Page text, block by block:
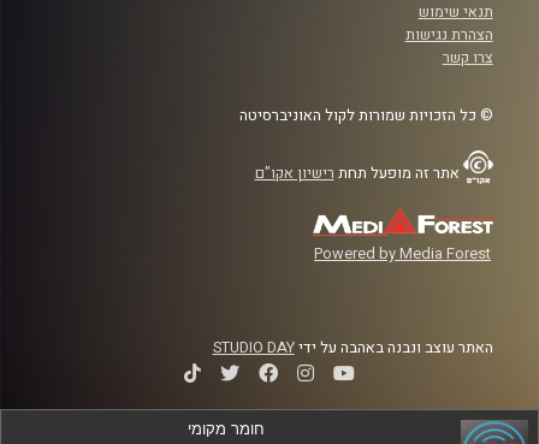
תנאי שימוש
הצהרת נגישות
צרו קשר
© כל הזכויות שמורות לקול האוניברסיטה
אתר זה מופעל תחת רישיון אקו"ם
Powered by Media Forest
האתר עוצב ונבנה באהבה על ידיSTUDIO DAY
חומר מקומי